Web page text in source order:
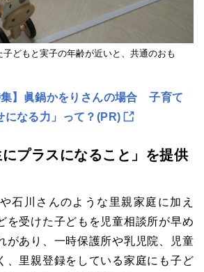
どもと実子の年齢が近いと、共通のおも
集】眞鍋かをりさんの場合 子育て
になる力」って？(PR)
にプラスになること」を提供
石川さんのような里親家庭に加え
を受けた子どもを児童相談所が早め
があり、一時保護所や乳児院、児童
、里親登録をしている家庭にも子ど